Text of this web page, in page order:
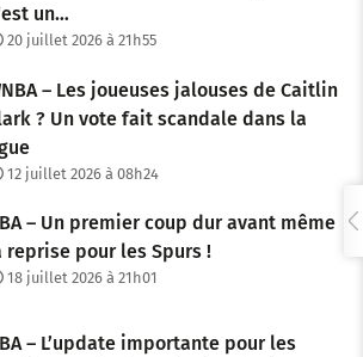
un…
20 juillet 2026 à 21h55
– Les joueuses jalouses de Caitlin
? Un vote fait scandale dans la
12 juillet 2026 à 08h24
– Un premier coup dur avant même
reprise pour les Spurs !
18 juillet 2026 à 21h01
– L’update importante pour les